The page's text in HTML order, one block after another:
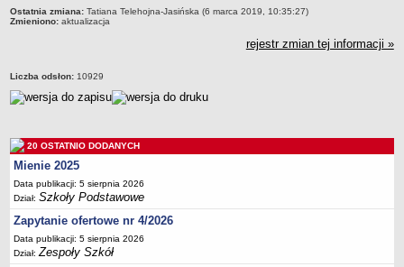
Ogłoszenie
PORADNIE PSYCHOLOGICZNO-PEDAGOGICZNE
Zespół Poradni
BIURO FINANSÓW OŚWIATY
Dane podstawowe
Statut
Majątek
Ostatnia zmiana: Tatiana Telehojna-Jasińska (6 marca 2019, 10:35:27)
Zmieniono: aktualizacja
rejestr zmian tej informacji »
Liczba odsłon: 10929
20 OSTATNIO DODANYCH
Mienie 2025
Data publikacji: 5 sierpnia 2026
Dział:Szkoły Podstawowe
Zapytanie ofertowe nr 4/2026
Data publikacji: 5 sierpnia 2026
Dział:Zespoły Szkół